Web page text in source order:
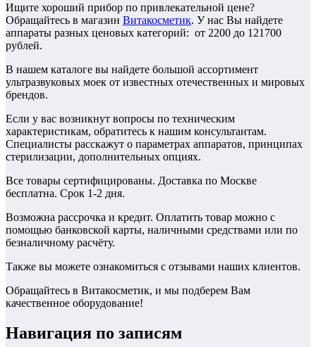
Ищите хороший прибор по привлекательной цене?
Обращайтесь в магазин Витакосметик. У нас Вы найдете
аппараты разных ценовых категорий: от 2200 до 121700
рублей.
В нашем каталоге вы найдете большой ассортимент
ультразвуковых моек от известных отечественных и мировых
брендов.
Если у вас возникнут вопросы по техническим
характеристикам, обратитесь к нашим консультантам.
Специалисты расскажут о параметрах аппаратов, принципах
стерилизации, дополнительных опциях.
Все товары сертифицированы. Доставка по Москве
бесплатна. Срок 1-2 дня.
Возможна рассрочка и кредит. Оплатить товар можно с
помощью банковской карты, наличными средствами или по
безналичному расчёту.
Также вы можете ознакомиться с отзывами наших клиентов.
Обращайтесь в Витакосметик, и мы подберем Вам
качественное оборудование!
Навигация по записям